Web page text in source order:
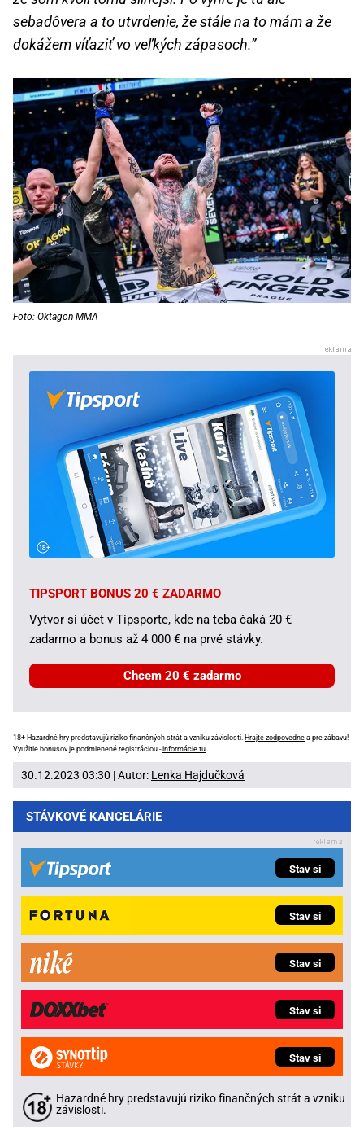
sebadôvera a to utvrdenie, že stále na to mám a že
dokážem víťaziť vo veľkých zápasoch.”
Foto: Oktagon MMA
TIPSPORT BONUS 20 € ZADARMO
Vytvor si účet v Tipsporte, kde na teba čaká 20 €
zadarmo a bonus až 4 000 € na prvé stávky.
Chcem 20 € zadarmo
18+ Hazardné hry predstavujú riziko finančných strát a vzniku závislosti. Hrajte zodpovedne a pre zábavu!
Využitie bonusov je podmienené registráciou -informácie tu.
30.12.2023 03:30 | Autor: Lenka Hajdučková
STÁVKOVÉ KANCELÁRIE
Stav si
Stav si
Stav si
Stav si
Stav si
Hazardné hry predstavujú riziko finančných strát a vzniku
závislosti.